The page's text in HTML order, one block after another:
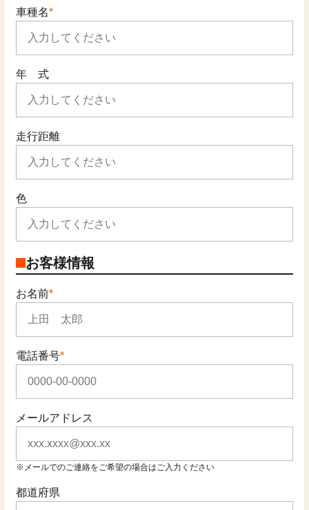
車種名
年 式
走行距離
色
お客様情報
お名前
電話番号
メールアドレス
メールでのご連絡をご希望の場合はご入力ください
都道府県